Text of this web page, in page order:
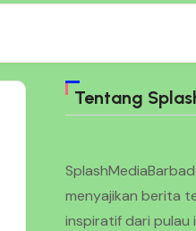
Tentang
menyajikan berita
inspiratif dari pulau